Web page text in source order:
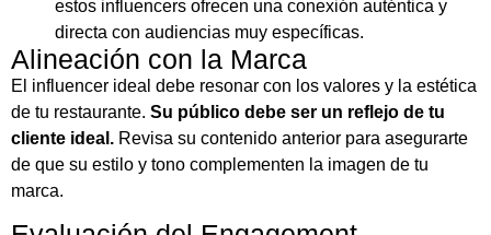
estos influencers ofrecen una conexión auténtica y
directa con audiencias muy específicas.
Alineación con la Marca
El influencer ideal debe resonar con los valores y la estética
de tu restaurante. Su público debe ser un reflejo de tu
cliente ideal. Revisa su contenido anterior para asegurarte
de que su estilo y tono complementen la imagen de tu
marca.